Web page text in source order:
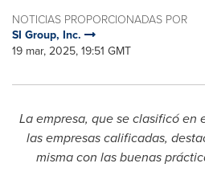
NOTICIAS PROPORCIONADAS POR
SI Group, Inc.
19 mar, 2025, 19:51 GMT
La empresa, que se clasificó en
las empresas calificadas,
misma con las buenas